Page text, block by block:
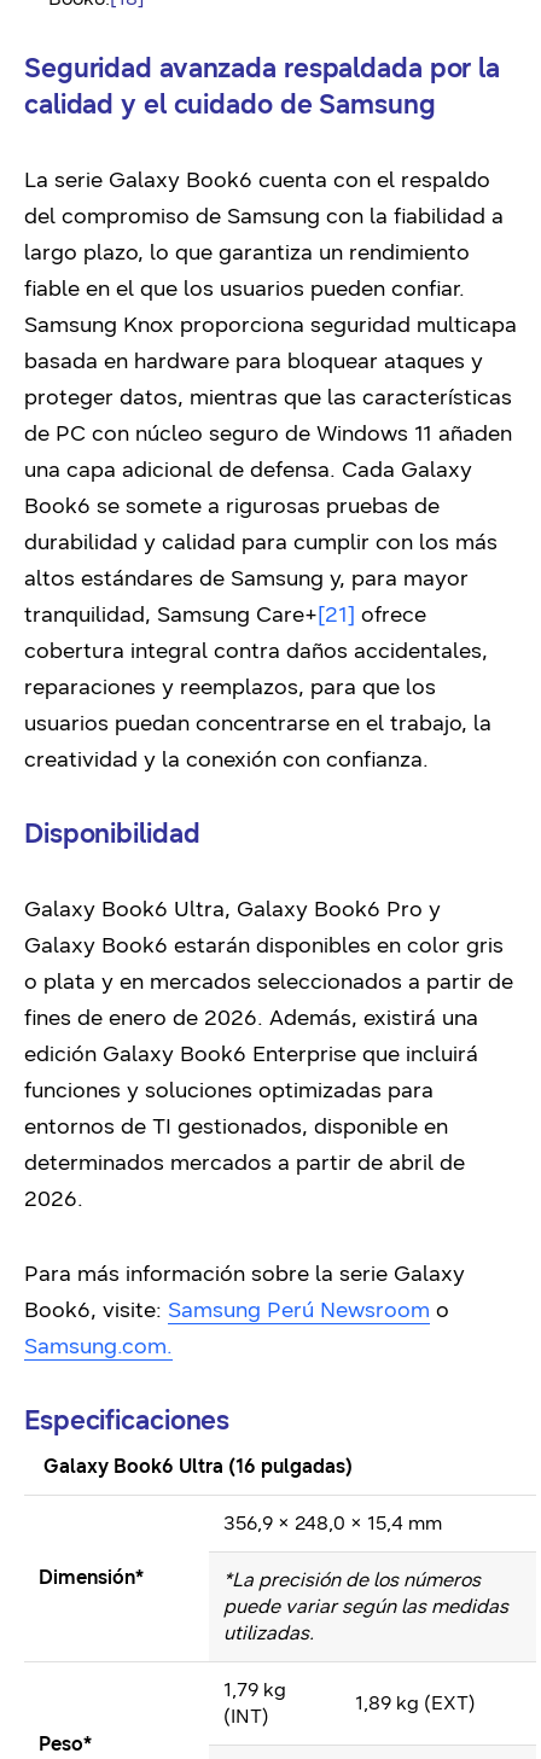
Seguridad avanzada respaldada por la
calidad y el cuidado de Samsung
La serie Galaxy Book6 cuenta con el respaldo
del compromiso de Samsung con la fiabilidad a
largo plazo, lo que garantiza un rendimiento
fiable en el que los usuarios pueden confiar.
Samsung Knox proporciona seguridad multicapa
basada en hardware para bloquear ataques y
proteger datos, mientras que las características
de PC con núcleo seguro de Windows 11 añaden
una capa adicional de defensa. Cada Galaxy
Book6 se somete a rigurosas pruebas de
durabilidad y calidad para cumplir con los más
altos estándares de Samsung y, para mayor
tranquilidad, Samsung Care+[21] ofrece
cobertura integral contra daños accidentales,
reparaciones y reemplazos, para que los
usuarios puedan concentrarse en el trabajo, la
creatividad y la conexión con confianza.
Disponibilidad
Galaxy Book6 Ultra, Galaxy Book6 Pro y
Galaxy Book6 estarán disponibles en color gris
o plata y en mercados seleccionados a partir de
fines de enero de 2026. Además, existirá una
edición Galaxy Book6 Enterprise que incluirá
funciones y soluciones optimizadas para
entornos de TI gestionados, disponible en
determinados mercados a partir de abril de
2026.
Para más información sobre la serie Galaxy
Book6, visite: Samsung Perú Newsroom o
Samsung.com.
Especificaciones
Galaxy Book6 Ultra (16 pulgadas)
Dimensión*
356,9 × 248,0 × 15,4 mm
*La precisión de los números
puede variar según las medidas
utilizadas.
Peso*
1,79 kg
(INT)
1,89 kg (EXT)